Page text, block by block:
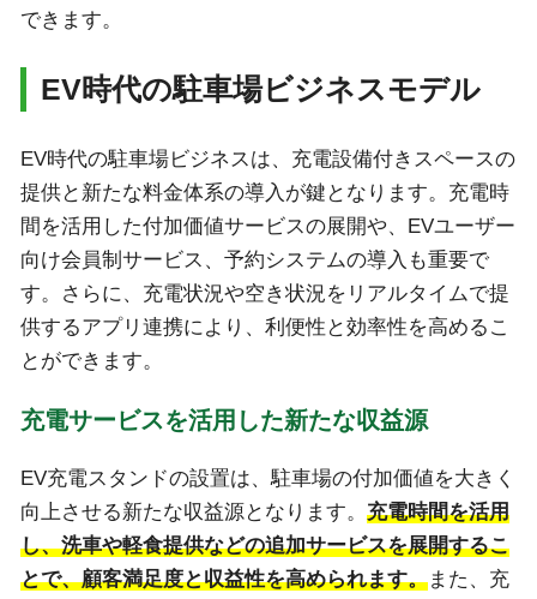
できます。
EV時代の駐車場ビジネスモデル
EV時代の駐車場ビジネスは、充電設備付きスペースの
提供と新たな料金体系の導入が鍵となります。充電時
間を活用した付加価値サービスの展開や、EVユーザー
向け会員制サービス、予約システムの導入も重要で
す。さらに、充電状況や空き状況をリアルタイムで提
供するアプリ連携により、利便性と効率性を高めるこ
とができます。
充電サービスを活用した新たな収益源
EV充電スタンドの設置は、駐車場の付加価値を大きく
向上させる新たな収益源となります。 充電時間を活用
し、洗車や軽食提供などの追加サービスを展開するこ
とで、顧客満足度と収益性を高められます。また、充